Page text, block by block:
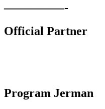
—————-
Official Partner
Program Jerman